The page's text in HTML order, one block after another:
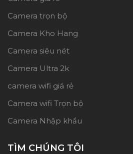
Camera trọn bộ
Camera Kho Hang
Camera siêu nét
Camera Ultra 2k
camera wifi giá rẻ
Camera wifi Trọn bộ
Camera Nhập khẩu
TÌM CHÚNG TÔI